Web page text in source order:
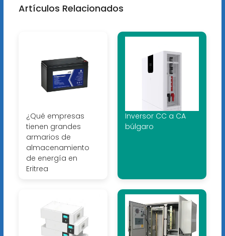
Artículos Relacionados
¿Qué empresas
tienen grandes
armarios de
almacenamiento
de energía en
Eritrea
Inversor CC a CA
búlgaro